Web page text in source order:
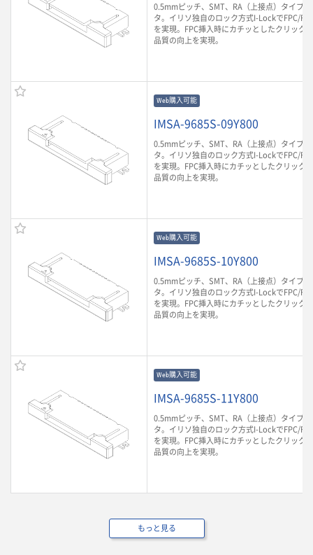
0.5mmピッチ、SMT、RA（上接点）タイプの
タ。イリソ独自のロック方式I-LockでFPC/
を実現。FPC挿入時にカチッとしたクリック
品質の向上を実現。
Web購入可能
IMSA-9685S-09Y800
0.5mmピッチ、SMT、RA（上接点）タイプの
タ。イリソ独自のロック方式I-LockでFPC/
を実現。FPC挿入時にカチッとしたクリック
品質の向上を実現。
Web購入可能
IMSA-9685S-10Y800
0.5mmピッチ、SMT、RA（上接点）タイプの
タ。イリソ独自のロック方式I-LockでFPC/
を実現。FPC挿入時にカチッとしたクリック
品質の向上を実現。
Web購入可能
IMSA-9685S-11Y800
0.5mmピッチ、SMT、RA（上接点）タイプの
タ。イリソ独自のロック方式I-LockでFPC/
を実現。FPC挿入時にカチッとしたクリック
品質の向上を実現。
もっと見る